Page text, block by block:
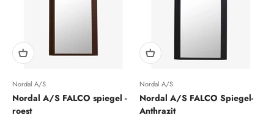
Nordal A/S
Nordal A/S FALCO spiegel -
roest
Nordal A/S
Nordal A/S FALCO Spiegel-
Anthrazit